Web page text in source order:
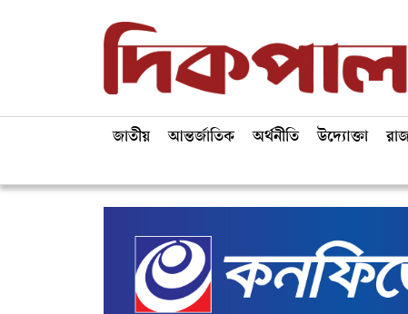
জাতীয় আন্তর্জাতিক অর্থনীতি উদ্যোক্তা